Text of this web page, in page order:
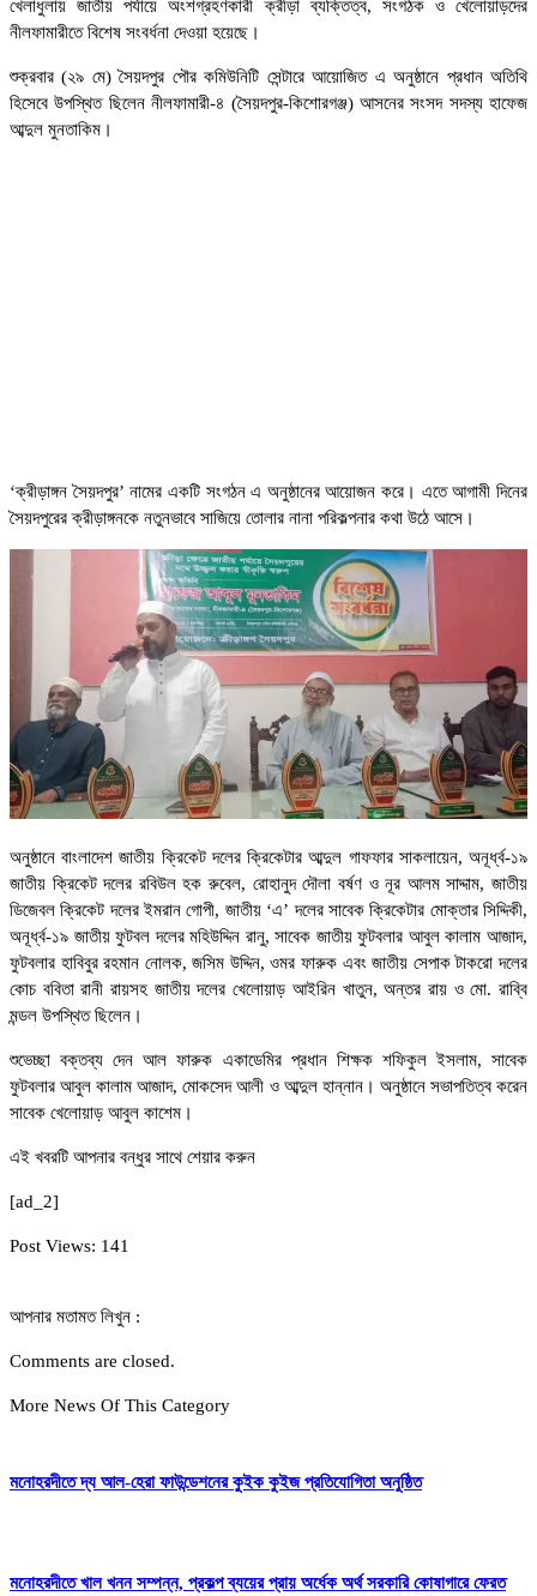
খেলাধুলায় জাতীয় পর্যায়ে অংশগ্রহণকারী ক্রীড়া ব্যক্তিত্ব, সংগঠক ও খেলোয়াড়দের
নীলফামারীতে বিশেষ সংবর্ধনা দেওয়া হয়েছে।
শুক্রবার (২৯ মে) সৈয়দপুর পৌর কমিউনিটি সেন্টারে আয়োজিত এ অনুষ্ঠানে প্রধান অতিথি
হিসেবে উপস্থিত ছিলেন নীলফামারী-৪ (সৈয়দপুর-কিশোরগঞ্জ) আসনের সংসদ সদস্য হাফেজ
আব্দুল মুনতাকিম।
‘ক্রীড়াঙ্গন সৈয়দপুর’ নামের একটি সংগঠন এ অনুষ্ঠানের আয়োজন করে। এতে আগামী দিনের
সৈয়দপুরের ক্রীড়াঙ্গনকে নতুনভাবে সাজিয়ে তোলার নানা পরিকল্পনার কথা উঠে আসে।
অনুষ্ঠানে বাংলাদেশ জাতীয় ক্রিকেট দলের ক্রিকেটার আব্দুল গাফফার সাকলায়েন, অনূর্ধ্ব-১৯
জাতীয় ক্রিকেট দলের রবিউল হক রুবেল, রোহানুদ দৌলা বর্ষণ ও নূর আলম সাদ্দাম, জাতীয়
ডিজেবল ক্রিকেট দলের ইমরান গোপী, জাতীয় ‘এ’ দলের সাবেক ক্রিকেটার মোক্তার সিদ্দিকী,
অনূর্ধ্ব-১৯ জাতীয় ফুটবল দলের মহিউদ্দিন রানু, সাবেক জাতীয় ফুটবলার আবুল কালাম আজাদ,
ফুটবলার হাবিবুর রহমান নোলক, জসিম উদ্দিন, ওমর ফারুক এবং জাতীয় সেপাক টাকরো দলের
কোচ ববিতা রানী রায়সহ জাতীয় দলের খেলোয়াড় আইরিন খাতুন, অন্তর রায় ও মো. রাব্বি
মন্ডল উপস্থিত ছিলেন।
শুভেচ্ছা বক্তব্য দেন আল ফারুক একাডেমির প্রধান শিক্ষক শফিকুল ইসলাম, সাবেক
ফুটবলার আবুল কালাম আজাদ, মোকসেদ আলী ও আব্দুল হান্নান। অনুষ্ঠানে সভাপতিত্ব করেন
সাবেক খেলোয়াড় আবুল কাশেম।
এই খবরটি আপনার বন্ধুর সাথে শেয়ার করুন
[ad_2]
Post Views: 141
আপনার মতামত লিখুন :
Comments are closed.
More News Of This Category
মনোহরদীতে দ্য আল-হেরা ফাউন্ডেশনের কুইক কুইজ প্রতিযোগিতা অনুষ্ঠিত
মনোহরদীতে খাল খনন সম্পন্ন, প্রকল্প ব্যয়ের প্রায় অর্ধেক অর্থ সরকারি কোষাগারে ফেরত